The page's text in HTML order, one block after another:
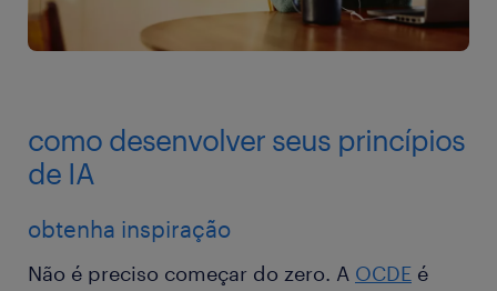
como desenvolver seus princípios
de IA
obtenha inspiração
Não é preciso começar do zero. A OCDE é